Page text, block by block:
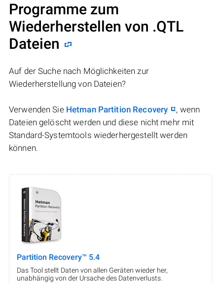
Programme zum
Wiederherstellen von .QTL
Dateien
Auf der Suche nach Möglichkeiten zur
Wiederherstellung von Dateien?
Verwenden Sie Hetman Partition Recovery
, wenn
Dateien gelöscht werden und diese nicht mehr mit
Standard-Systemtools wiederhergestellt werden
können.
Partition Recovery™ 5.4
Das Tool stellt Daten von allen Geräten wieder her,
unabhängig von der Ursache des Datenverlusts.